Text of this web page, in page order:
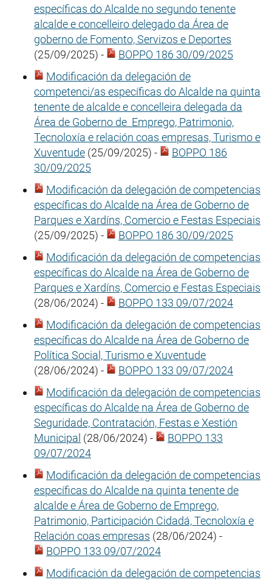
específicas do Alcalde no segundo tenente
alcalde e concelleiro delegado da Área de
goberno de Fomento, Servizos e Deportes
(25/09/2025) -
BOPPO 186 30/09/2025
Modificación da delegación de
competenci/as específicas do Alcalde na quinta
tenente de alcalde e concelleira delegada da
Área de Goberno de Emprego, Patrimonio,
Tecnoloxía e relación coas empresas, Turismo e
Xuventude (25/09/2025) -
BOPPO 186
30/09/2025
Modificación da delegación de competencias
específicas do Alcalde na Área de Goberno de
Parques e Xardíns, Comercio e Festas Especiais
(25/09/2025) -
BOPPO 186 30/09/2025
Modificación da delegación de competencias
específicas do Alcalde na Área de Goberno de
Parques e Xardíns, Comercio e Festas Especiais
(28/06/2024) -
BOPPO 133 09/07/2024
Modificación da delegación de competencias
específicas do Alcalde na Área de Goberno de
Política Social, Turismo e Xuventude
(28/06/2024) -
BOPPO 133 09/07/2024
Modificación da delegación de competencias
específicas do Alcalde na Área de Goberno de
Seguridade, Contratación, Festas e Xestión
Municipal (28/06/2024) -
BOPPO 133
09/07/2024
Modificación da delegación de competencias
específicas do Alcalde na quinta tenente de
alcalde e Área de Goberno de Emprego,
Patrimonio, Participación Cidadá, Tecnoloxía e
Relación coas empresas (28/06/2024) -
BOPPO 133 09/07/2024
Modificación da delegación de competencias